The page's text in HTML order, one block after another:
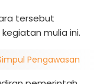
tersebut
mulia ini.
Pengawasan